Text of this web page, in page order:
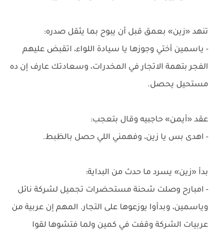
تنهد «زين» بعمق قبل أن يبوح بما يثقل صدره:
- ياسمين أختي وجوزها يا سيادة اللواء، اتقبض عليهم
الفجر بتهمة الاتجار في المخدرات، وسعادتك عارف إن ده
مستحيل يحصل.
عقد «أيمن» حاجبيه وقال بتعجب:
- اهدى بس يا زين، وفهمني اللي حصل بالظبط.
بدأ «زين» يسرد ما حدث من البداية:
- امبارح وصلت شحنة مستحضرات تجميل لشركة نائل
وياسمين، وبدأوا يوزعوها على التجار. المهم إن عربية من
عربيات الشركة وقفت في كمين ولما فتشوها لقوا